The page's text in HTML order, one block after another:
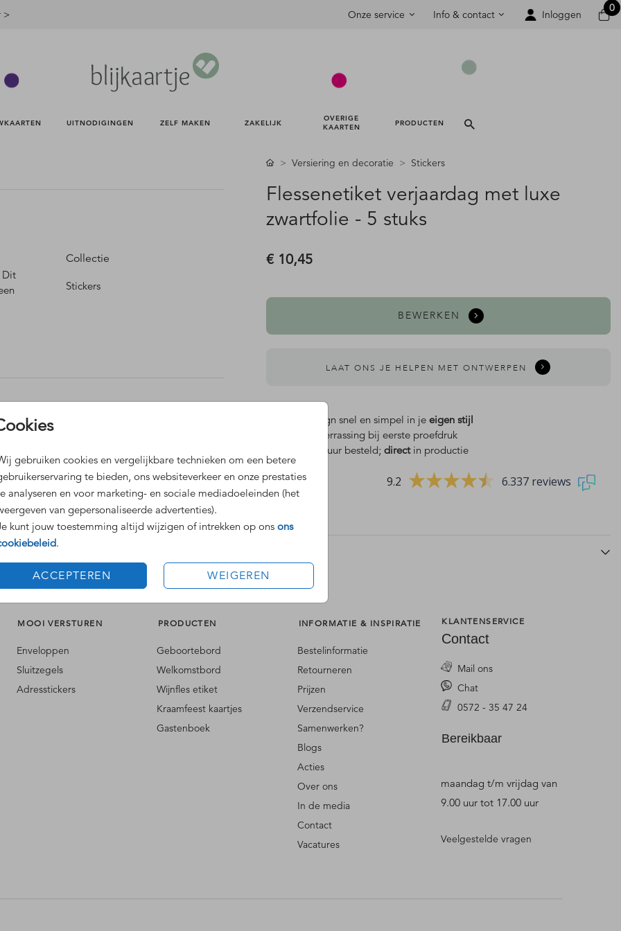
> Onze service Info & contact Inloggen
0
UITNODIGINGEN ZELF MAKEN ZAKELIJK
OVERIGE
KAARTEN
PRODUCTEN
gebruiken cookies en vergelijkbare technieken om een betere
te bieden, ons websiteverkeer en onze prestaties
analyseren en voor marketing- en sociale mediadoeleinden (het
van gepersonaliseerde advertenties).
kunt jouw toestemming altijd wijzigen of intrekken op ons ons
.
ACCEPTEREN WEIGEREN
Dit
kleur
Collectie
Stickers
Versiering en decoratie Stickers
Flessenetiket verjaardag met luxe
zwartfolie - 5 stuks
€ 10,45
BEWERKEN
LAAT ONS JE HELPEN MET ONTWERPEN
Dit design snel en simpel in je eigen stijl
verrassing bij eerste proefdruk
Voor 18 uur besteld; directin productie
9.2 6.337 reviews
MOOI VERSTUREN
Enveloppen
Sluitzegels
Adresstickers
PRODUCTEN
Geboortebord
Welkomstbord
Wijnfles etiket
Kraamfeest kaartjes
Gastenboek
INFORMATIE & INSPIRATIE
Bestelinformatie
Retourneren
Prijzen
Verzendservice
Samenwerken?
Blogs
Acties
Over ons
In de media
Contact
Vacatures
KLANTENSERVICE
Contact
Mail ons
Chat
0572 - 35 47 24
Bereikbaar
maandag t/m vrijdag van
9.00 uur tot 17.00 uur
Veelgestelde vragen